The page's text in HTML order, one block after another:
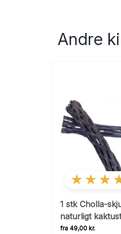
Andre
1 stk Cholla-
naturligt
og gemmesteder
fra 49,00 kr.